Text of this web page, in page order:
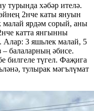
турында хәбәр ителә.
2нче каты януын
малай ярдәм сорый, аны
катта янгынны
Алар: 3 яшьлек малай, 5
балаларның әбисе.
билгеле түгел. Фаҗига
тулырак мәгълүмат